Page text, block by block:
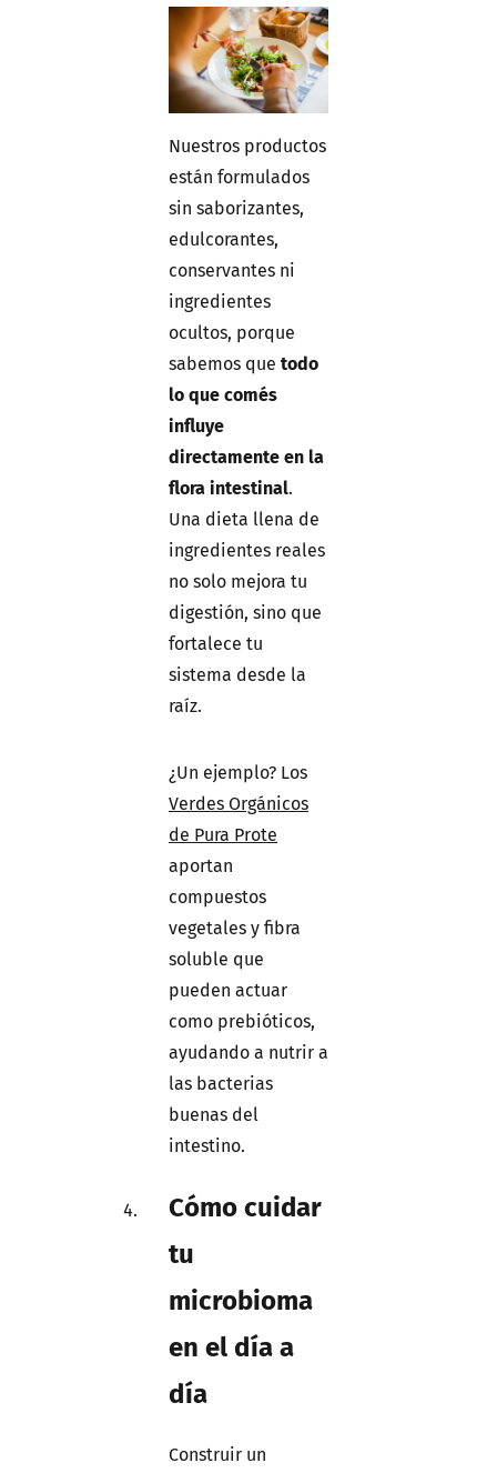
Nuestros productos
están formulados
sin saborizantes,
edulcorantes,
conservantes ni
ingredientes
ocultos, porque
sabemos que todo
lo que comés
influye
directamente en la
flora intestinal.
Una dieta llena de
ingredientes reales
no solo mejora tu
digestión, sino que
fortalece tu
sistema desde la
raíz.
¿Un ejemplo? Los
Verdes Orgánicos
de Pura Prote
aportan
compuestos
vegetales y fibra
soluble que
pueden actuar
como prebióticos,
ayudando a nutrir a
las bacterias
buenas del
intestino.
Cómo cuidar
tu
microbioma
en el día a
día
Construir un